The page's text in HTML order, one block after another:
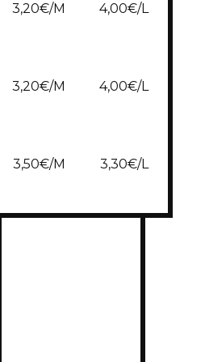
3,20€/M 4,00€/L
3,20€/M 4,00€/L
3,50€/M 3,30€/L